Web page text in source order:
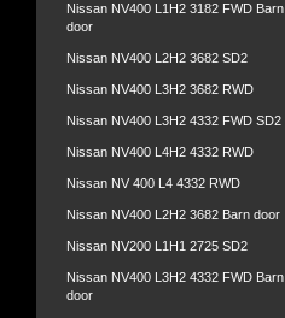
Nissan NV400 L1H2 3182 FWD Barn
door
Nissan NV400 L2H2 3682 SD2
Nissan NV400 L3H2 3682 RWD
Nissan NV400 L3H2 4332 FWD SD2
Nissan NV400 L4H2 4332 RWD
Nissan NV 400 L4 4332 RWD
Nissan NV400 L2H2 3682 Barn door
Nissan NV200 L1H1 2725 SD2
Nissan NV400 L3H2 4332 FWD Barn
door